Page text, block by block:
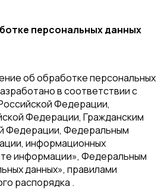
персональных данных
об обработке персональных
в соответствии с
Федерации,
Федерации, Гражданским
Федерации, Федеральным
информационных
информации», Федеральным
данных», правилами
распорядка .